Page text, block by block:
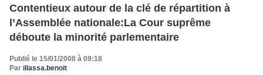
Contentieux autour de la clé de répartition à
l’Assemblée nationale:La Cour suprême
déboute la minorité parlementaire
Publié le 15/01/2008 à 09:18
Par illassa.benoit